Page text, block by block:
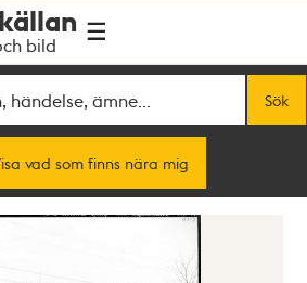
bild
Sök
vad som finns nära mig